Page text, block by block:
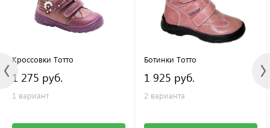
Кроссовки Тотто
1 275 руб.
1 вариант
Ботинки Тотто
1 925 руб.
2 варианта